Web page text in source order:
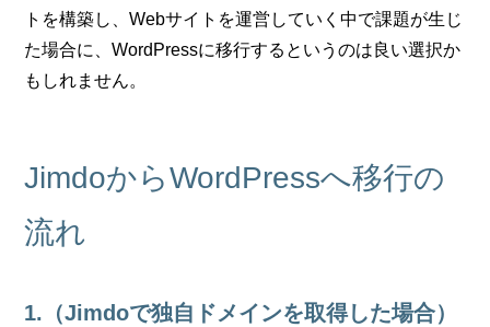
トを構築し、Webサイトを運営していく中で課題が生じ
た場合に、WordPressに移行するというのは良い選択か
もしれません。
JimdoからWordPressへ移行の
流れ
1.（Jimdoで独自ドメインを取得した場合）